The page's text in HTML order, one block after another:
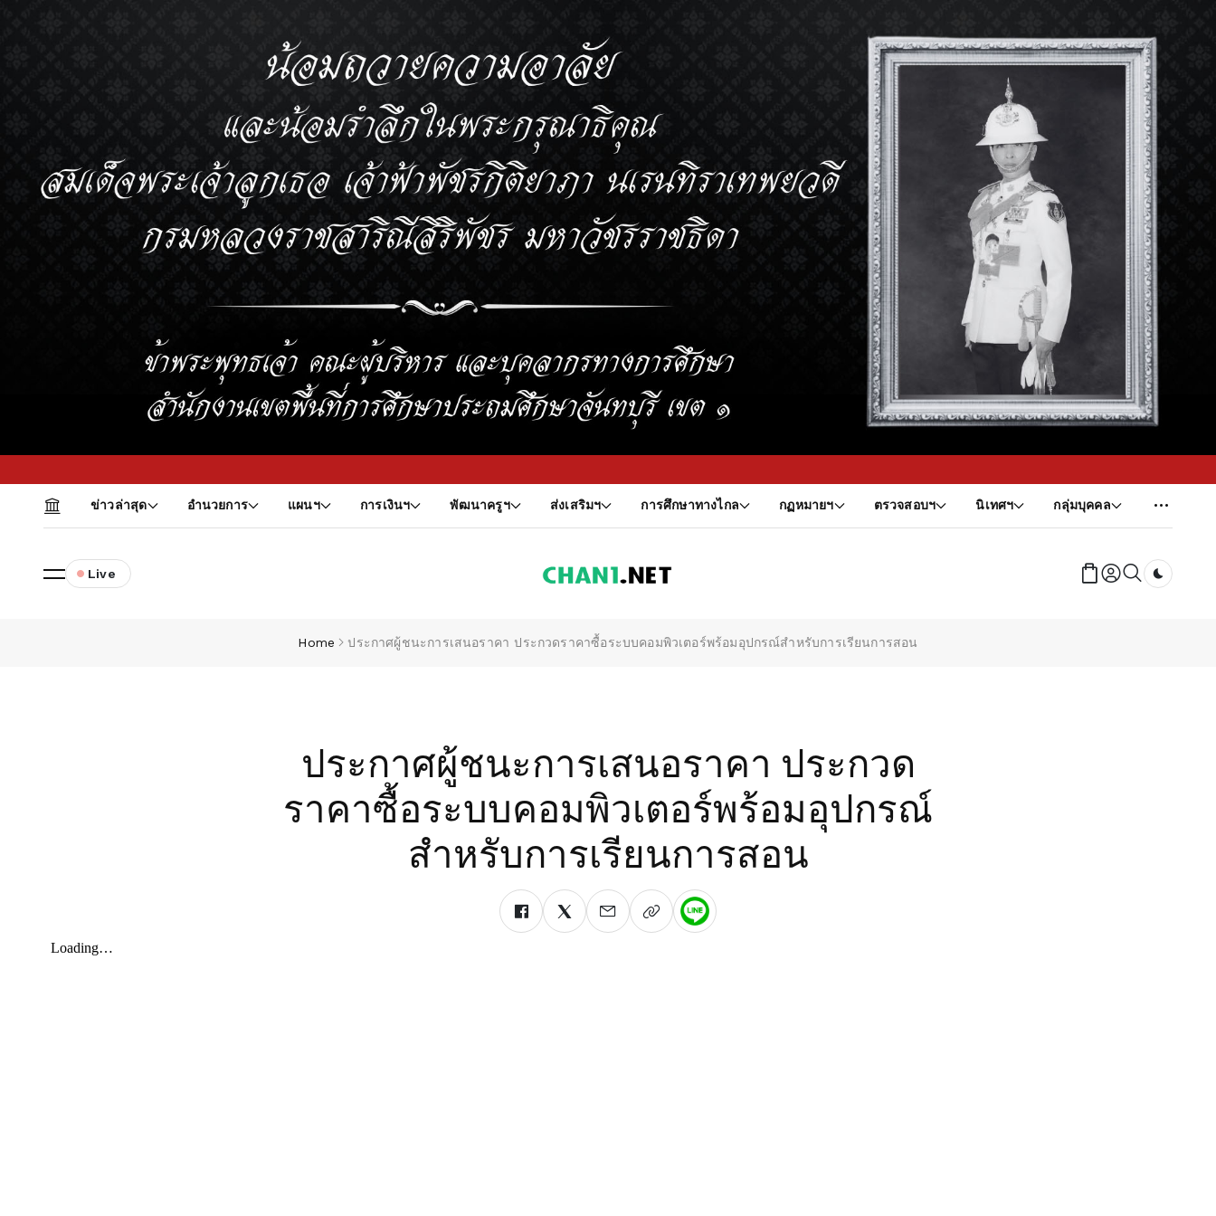
ข่าวล่าสุด อำนวยการ แผนฯ การเงินฯ พัฒนาครูฯ ส่งเสริมฯ การศึกษาทางไกล กฏหมายฯ ตรวจสอบฯ นิเทศฯ กลุ่มบุคคล
Live
Home ประกาศผู้ชนะการเสนอราคา ประกวดราคาซื้อระบบคอมพิวเตอร์พร้อมอุปกรณ์สำหรับการเรียนการสอน
ประกาศผู้ชนะการเสนอราคา ประกวด
ราคาซื้อระบบคอมพิวเตอร์พร้อมอุปกรณ์
สำหรับการเรียนการสอน